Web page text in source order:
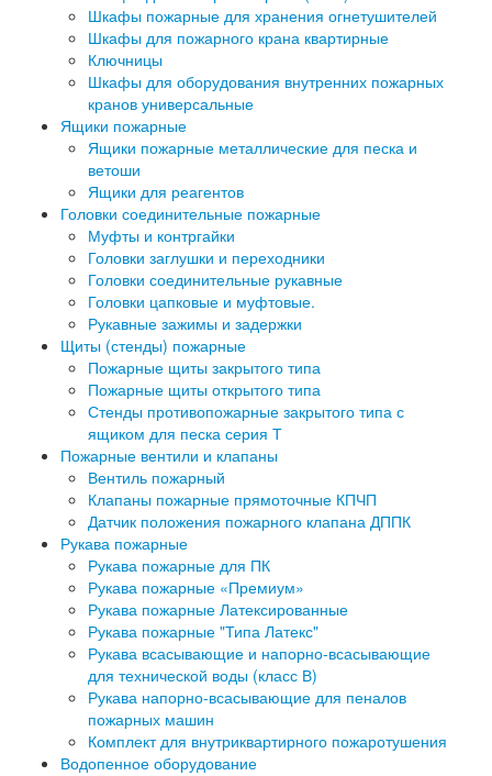
Шкафы пожарные для хранения огнетушителей
Шкафы для пожарного крана квартирные
Ключницы
Шкафы для оборудования внутренних пожарных
кранов универсальные
Ящики пожарные
Ящики пожарные металлические для песка и
ветоши
Ящики для реагентов
Головки соединительные пожарные
Муфты и контргайки
Головки заглушки и переходники
Головки соединительные рукавные
Головки цапковые и муфтовые.
Рукавные зажимы и задержки
Щиты (стенды) пожарные
Пожарные щиты закрытого типа
Пожарные щиты открытого типа
Стенды противопожарные закрытого типа с
ящиком для песка серия Т
Пожарные вентили и клапаны
Вентиль пожарный
Клапаны пожарные прямоточные КПЧП
Датчик положения пожарного клапана ДППК
Рукава пожарные
Рукава пожарные для ПК
Рукава пожарные «Премиум»
Рукава пожарные Латексированные
Рукава пожарные "Типа Латекс"
Рукава всасывающие и напорно-всасывающие
для технической воды (класс В)
Рукава напорно-всасывающие для пеналов
пожарных машин
Комплект для внутриквартирного пожаротушения
Водопенное оборудование